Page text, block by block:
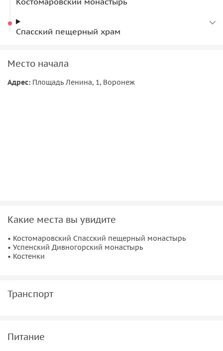
Спасский пещерный храм
Место начала
Адрес: Площадь Ленина, 1, Воронеж
Какие места вы увидите
• Костомаровский Спасский пещерный монастырь
• Успенский Дивногорский монастырь
• Костенки
Транспорт
Питание